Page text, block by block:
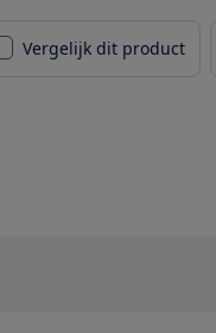
Vergelijk dit product